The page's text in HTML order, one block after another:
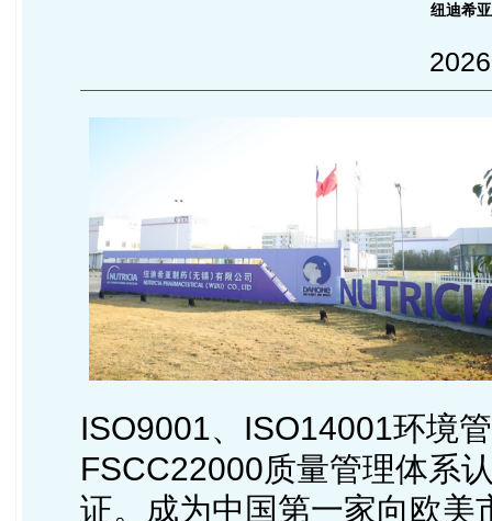
纽迪希
ISO9001、ISO14001环境
FSCC22000质量管理体系
证。成为中国第一家向欧美